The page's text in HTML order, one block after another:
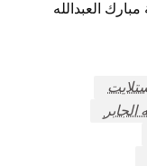
العبدالله